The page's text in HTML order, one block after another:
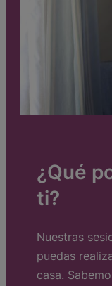
¿Qué
ti?
Nuestras
puedas
casa.